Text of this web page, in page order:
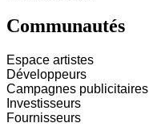
Communautés
Espace artistes
Développeurs
Campagnes publicitaires
Investisseurs
Fournisseurs